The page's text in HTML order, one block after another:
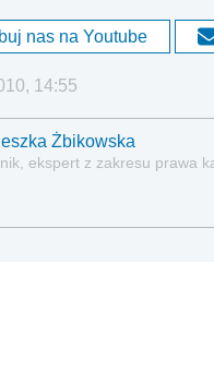
nas na Youtube
14:55
Żbikowska
ekspert z zakresu prawa